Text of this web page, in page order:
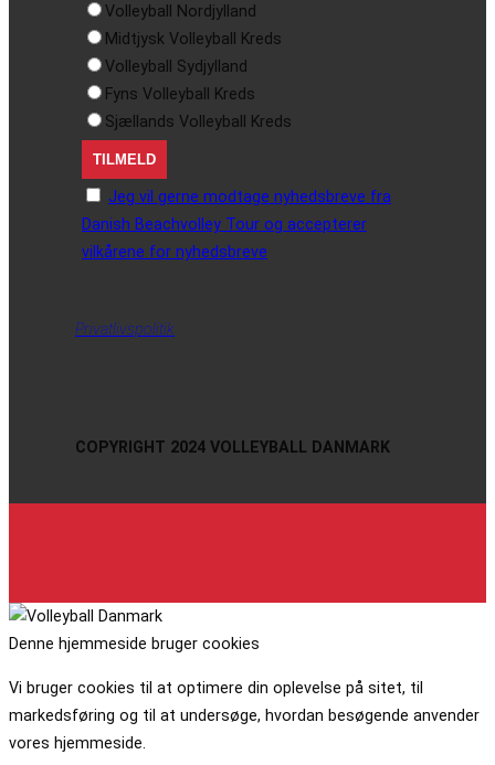
Volleyball Nordjylland
Midtjysk Volleyball Kreds
Volleyball Sydjylland
Fyns Volleyball Kreds
Sjællands Volleyball Kreds
Jeg vil gerne modtage nyhedsbreve fra
Danish Beachvolley Tour og accepterer
vilkårene for nyhedsbreve
Privatlivspolitik
COPYRIGHT 2024 VOLLEYBALL DANMARK
Denne hjemmeside bruger cookies
Vi bruger cookies til at optimere din oplevelse på sitet, til
markedsføring og til at undersøge, hvordan besøgende anvender
vores hjemmeside.